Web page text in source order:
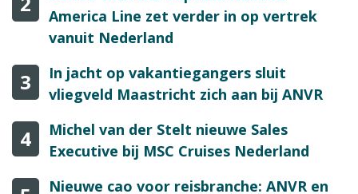
America Line zet verder in op vertrek
vanuit Nederland
3
In jacht op vakantiegangers sluit
vliegveld Maastricht zich aan bij ANVR
4
Michel van der Stelt nieuwe Sales
Executive bij MSC Cruises Nederland
Nieuwe cao voor reisbranche: ANVR en